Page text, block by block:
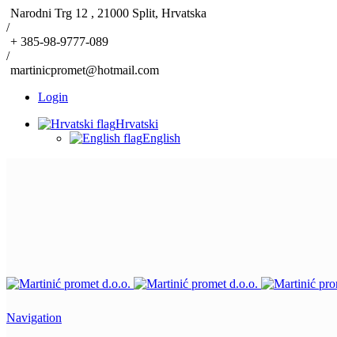
Narodni Trg 12 , 21000 Split, Hrvatska
/
+ 385-98-9777-089
/
martinicpromet@hotmail.com
Login
Hrvatski
English
Navigation